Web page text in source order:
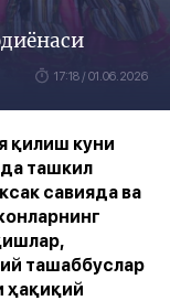
17:18 / 01.06.2026
қилиш куни
ташкил
савияда ва
ташаббуслар
ҳақиқий